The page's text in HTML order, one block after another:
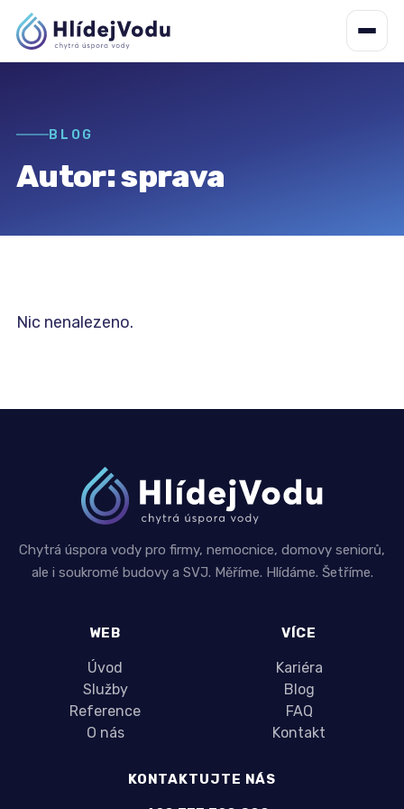
BLOG
Autor:sprava
Nic nenalezeno.
Chytrá úspora vody pro firmy, nemocnice, domovy seniorů,
ale i soukromé budovy a SVJ. Měříme. Hlídáme. Šetříme.
WEB
Úvod
Služby
Reference
O nás
VÍCE
Kariéra
Blog
FAQ
Kontakt
KONTAKTUJTE NÁS